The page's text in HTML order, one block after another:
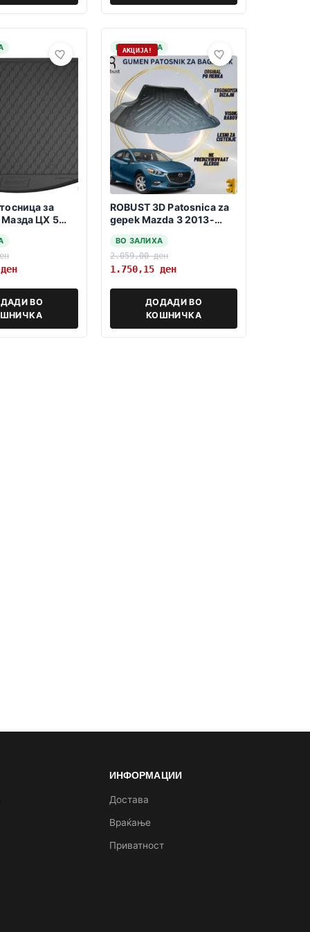
за
Мазда ЦХ 5
ден
ВО
НА ЗАЛИХА
АКЦИЈА!
ROBUST 3D Patosnica za
gepek Mazda 3 2013-
ВО ЗАЛИХА
2.059,00ден
1.750,15 ден
ДОДАДИ ВО
КОШНИЧКА
ИНФОРМАЦИИ
Достава
Враќање
Приватност